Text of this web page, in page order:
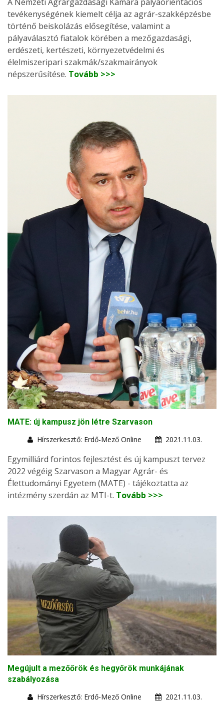
tevékenységének kiemelt célja az agrár-szakképzésbe
történő beiskolázás elősegítése, valamint a
pályaválasztó fiatalok körében a mezőgazdasági,
erdészeti, kertészeti, környezetvédelmi és
élelmiszeripari szakmák/szakmairányok
népszerűsítése. Tovább >>>
MATE: új kampusz jön létre Szarvason
Hírszerkesztő: Erdő-Mező Online
2021.11.03.
Egymilliárd forintos fejlesztést és új kampuszt tervez
2022 végéig Szarvason a Magyar Agrár- és
Élettudományi Egyetem (MATE) - tájékoztatta az
intézmény szerdán az MTI-t. Tovább >>>
Megújult a mezőőrök és hegyőrök munkájának
szabályozása
Hírszerkesztő: Erdő-Mező Online
2021.11.03.